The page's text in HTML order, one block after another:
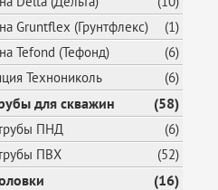
Gruntflex (Грунтфлекс)
(1)
Tefond (Тефонд)
(6)
Технониколь
(6)
для скважин (58)
ПНД
(6)
ПВХ
(52)
(16)